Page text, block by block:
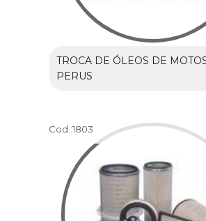
TROCA DE ÓLEOS DE
PERUS
Cod.:1803